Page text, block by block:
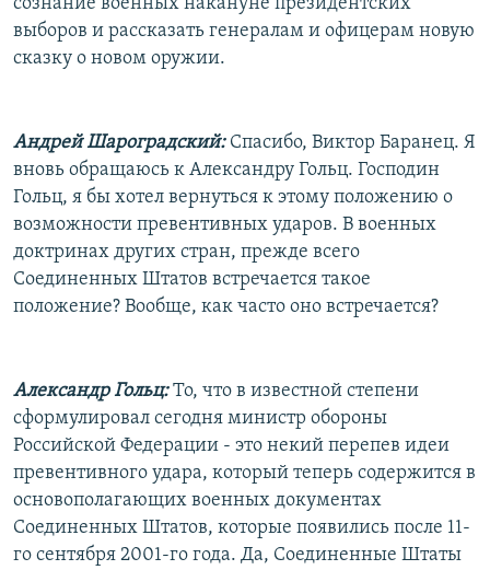
выборов и рассказать генералам и офицерам новую
сказку о новом оружии.
Андрей Шароградский:Спасибо, Виктор Баранец. Я
вновь обращаюсь к Александру Гольц. Господин
Гольц, я бы хотел вернуться к этому положению о
возможности превентивных ударов. В военных
доктринах других стран, прежде всего
Соединенных Штатов встречается такое
положение? Вообще, как часто оно встречается?
Александр Гольц:То, что в известной степени
сформулировал сегодня министр обороны
Российской Федерации - это некий перепев идеи
превентивного удара, который теперь содержится в
основополагающих военных документах
Соединенных Штатов, которые появились после 11-
го сентября 2001-го года. Да, Соединенные Штаты